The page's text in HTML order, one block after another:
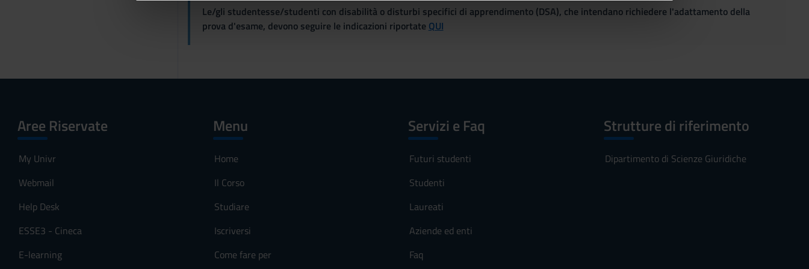
di analisi dei dati web, pubblicità e social media, i quali potrebbero combinarle con altre informazioni che hai fornito loro o
che hanno raccolto dal tuo utilizzo dei loro servizi.
Le/gli studentesse/studenti con disabilità o disturbi specifici di apprendimento (DSA), che intendano richiedere l'adattamento della
prova d'esame, devono seguire le indicazioni riportate QUI
Aree Riservate
My Univr
Webmail
Help Desk
ESSE3 - Cineca
E-learning
Menu
Home
Il Corso
Studiare
Iscriversi
Come fare per
Servizi e Faq
Futuri studenti
Studenti
Laureati
Aziende ed enti
Faq
Strutture di riferimento
Dipartimento di Scienze Giuridiche